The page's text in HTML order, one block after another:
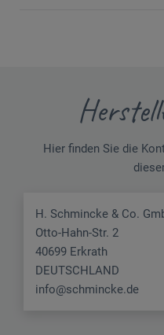
Hier finden Sie die
H. Schmincke & Co.
Otto-Hahn-Str. 2
40699 Erkrath
DEUTSCHLAND
info@schmincke.de